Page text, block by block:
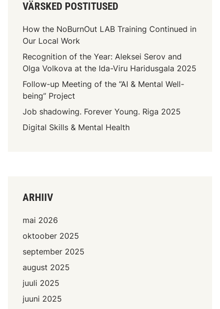
VÄRSKED POSTITUSED
How the NoBurnOut LAB Training Continued in
Our Local Work
Recognition of the Year: Aleksei Serov and
Olga Volkova at the Ida-Viru Haridusgala 2025
Follow-up Meeting of the “AI & Mental Well-
being” Project
Job shadowing. Forever Young. Riga 2025
Digital Skills & Mental Health
ARHIIV
mai 2026
oktoober 2025
september 2025
august 2025
juuli 2025
juuni 2025